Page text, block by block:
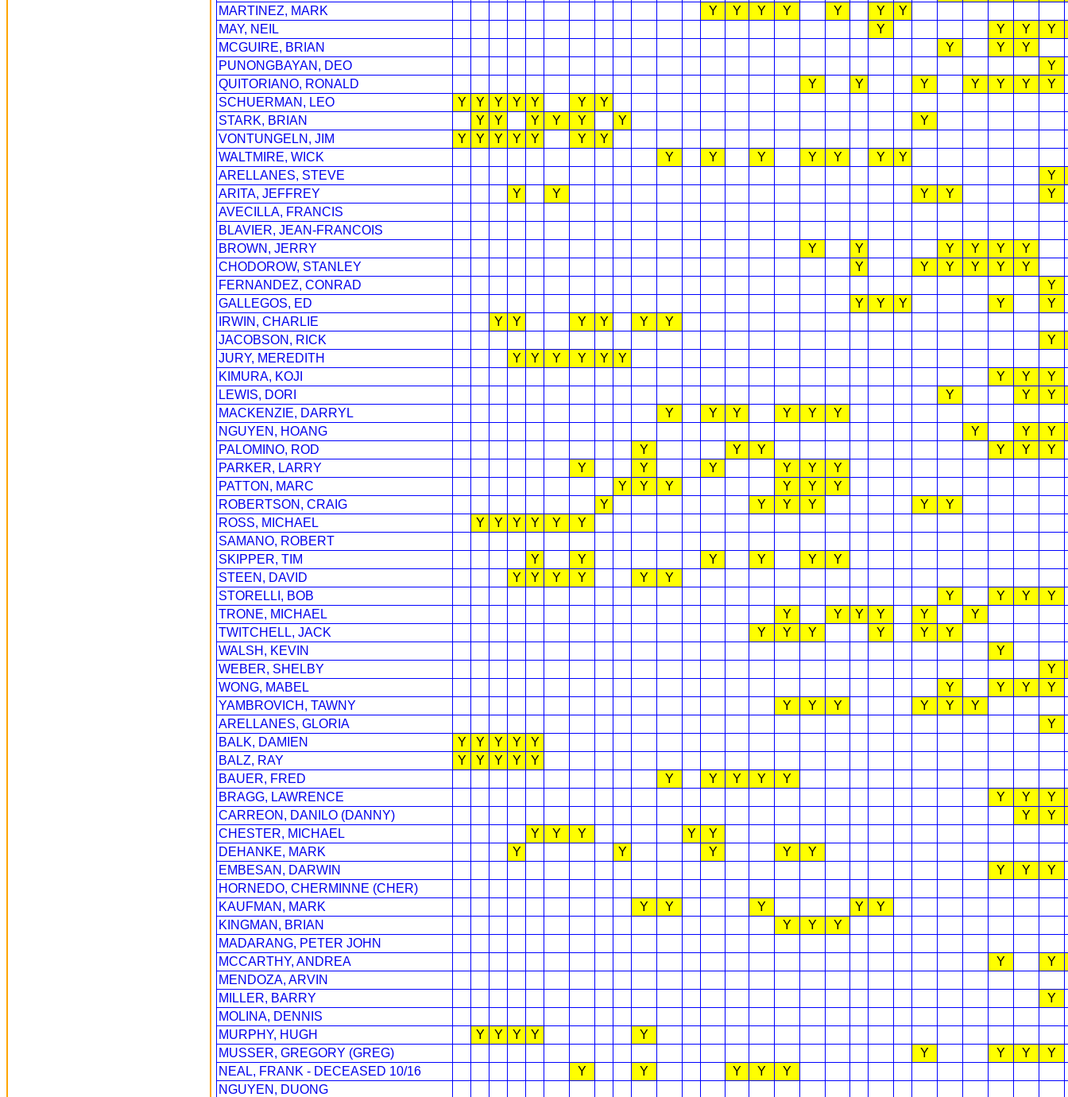
MARTINEZ, MARK
Y Y Y Y Y Y
Y
MAY, NEIL
Y Y Y
Y
MCGUIRE, BRIAN
Y Y
Y
PUNONGBAYAN, DEO
Y
QUITORIANO, RONALD
Y Y Y Y Y Y
Y
SCHUERMAN, LEO
Y Y Y Y Y Y
Y
STARK, BRIAN
Y Y Y Y Y Y
Y
VONTUNGELN, JIM
Y Y Y Y Y Y
Y
WALTMIRE, WICK
Y Y Y Y Y Y
Y
ARELLANES, STEVE
Y
ARITA, JEFFREY
Y Y Y Y
Y
AVECILLA, FRANCIS
BLAVIER, JEAN-FRANCOIS
BROWN, JERRY
Y Y Y Y Y
Y
CHODOROW, STANLEY
Y Y Y Y Y
Y
FERNANDEZ, CONRAD
Y
GALLEGOS, ED
Y Y Y Y
Y
IRWIN, CHARLIE
Y Y Y Y Y
Y
JACOBSON, RICK
Y
JURY, MEREDITH
Y Y Y Y Y
Y
KIMURA, KOJI
Y Y
Y
LEWIS, DORI
Y Y
Y
MACKENZIE, DARRYL
Y Y Y Y Y
Y
NGUYEN, HOANG
Y Y
Y
PALOMINO, ROD
Y Y Y Y Y
Y
PARKER, LARRY
Y Y Y Y Y
Y
PATTON, MARC
Y Y Y Y Y
Y
ROBERTSON, CRAIG
Y Y Y Y Y
Y
ROSS, MICHAEL
Y Y Y Y Y
Y
SAMANO, ROBERT
SKIPPER, TIM
Y Y Y Y Y
Y
STEEN, DAVID
Y Y Y Y Y
Y
STORELLI, BOB
Y Y Y
Y
TRONE, MICHAEL
Y Y Y Y Y
Y
TWITCHELL, JACK
Y Y Y Y Y
Y
WALSH, KEVIN
Y
WEBER, SHELBY
Y
WONG, MABEL
Y Y Y
Y
YAMBROVICH, TAWNY
Y Y Y Y Y
Y
ARELLANES, GLORIA
Y
BALK, DAMIEN
Y Y Y Y
Y
BALZ, RAY
Y Y Y Y
Y
BAUER, FRED
Y Y Y Y
Y
BRAGG, LAWRENCE
Y Y
Y
CARREON, DANILO (DANNY)
Y
Y
CHESTER, MICHAEL
Y Y Y Y
Y
DEHANKE, MARK
Y Y Y Y
Y
EMBESAN, DARWIN
Y Y
Y
HORNEDO, CHERMINNE (CHER)
KAUFMAN, MARK
Y Y Y Y
Y
KINGMAN, BRIAN
Y Y
Y
MADARANG, PETER JOHN
MCCARTHY, ANDREA
Y
Y
MENDOZA, ARVIN
MILLER, BARRY
Y
MOLINA, DENNIS
MURPHY, HUGH
Y Y Y Y
Y
MUSSER, GREGORY (GREG)
Y Y Y
Y
NEAL, FRANK - DECEASED 10/16
Y Y Y Y
Y
NGUYEN, DUONG